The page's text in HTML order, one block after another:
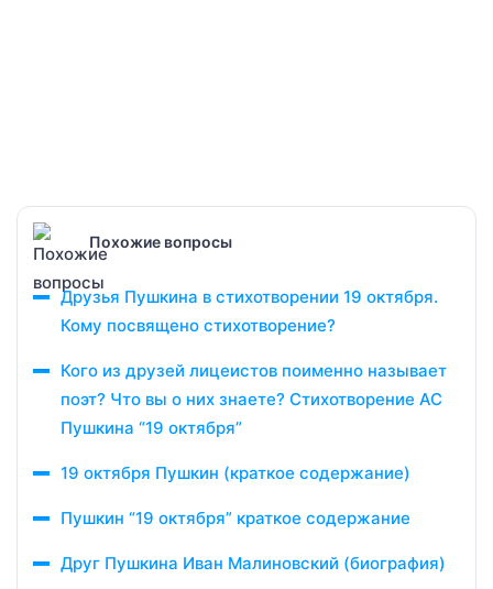
Похожие вопросы
Друзья Пушкина в стихотворении 19 октября.
Кому посвящено стихотворение?
Кого из друзей лицеистов поименно называет
поэт? Что вы о них знаете? Стихотворение АС
Пушкина “19 октября”
19 октября Пушкин (краткое содержание)
Пушкин “19 октября” краткое содержание
Друг Пушкина Иван Малиновский (биография)